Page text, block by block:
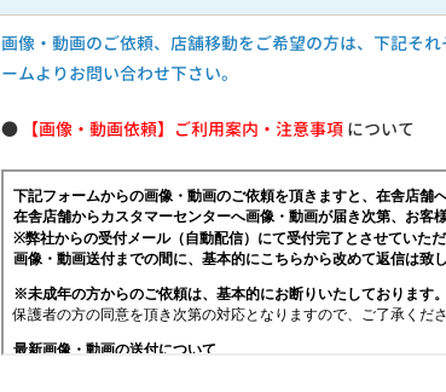
画像・動画のご依頼、店舗移動をご希望の方は、下記そ
ームよりお問い合わせ下さい。
● 【画像・動画依頼】ご利用案内・注意事項 について